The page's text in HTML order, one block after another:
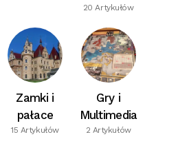
20 Artykułów
Zamki i
pałace
15 Artykułów
Gry i
Multimedia
2 Artykułów